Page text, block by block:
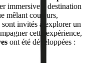
immersive à destination
mêlant couleurs,
cette expérience,